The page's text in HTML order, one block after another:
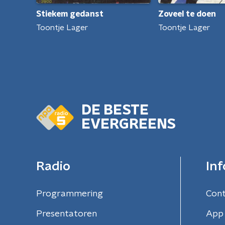
Stiekem gedanst
Toontje Lager
Zoveel te doen
Toontje Lager
DE BESTE
EVERGREENS
Radio
Programmering
Presentatoren App